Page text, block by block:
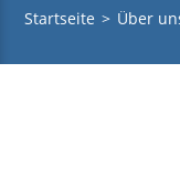
Startseite > Über